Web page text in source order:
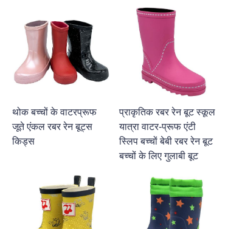
थोक बच्चों के वाटरप्रूफ
जूते एंकल रबर रेन बूट्स
किड्स
प्राकृतिक रबर रेन बूट स्कूल
यात्रा वाटर-प्रूफ एंटी
स्लिप बच्चों बेबी रबर रेन बूट
बच्चों के लिए गुलाबी बूट